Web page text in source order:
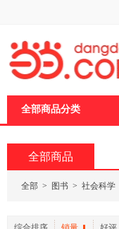
全部商品分类
全部商品
全部 > 图书 > 社会科学
页
加